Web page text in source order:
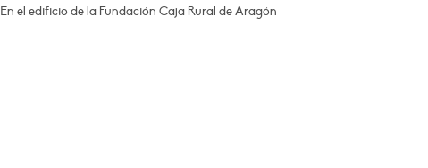
En el edificio de la Fundación Caja Rural de Aragón